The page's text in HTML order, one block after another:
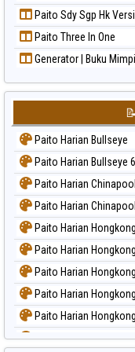
Paito Sdy Sgp Hk
Paito Three In One
Generator | Buku Mimpi
Paito Harian Bullseye
Paito Harian Bullseye
Paito Harian
Paito Harian
Paito Harian Hongkong
Paito Harian
Paito Harian
Paito Harian
Paito Harian
Paito Harian Japan